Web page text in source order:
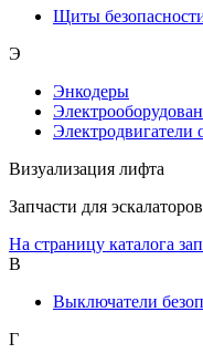
Щиты
Э
Энкодеры
Электродвигатели
Визуализация лифта
Запчасти для эскалаторов
На страницу каталога
В
Выключатели
Г